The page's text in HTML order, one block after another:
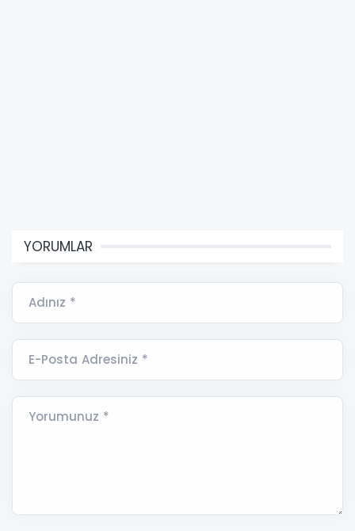
YORUMLAR
Adınız *
E-Posta Adresiniz *
Yorumunuz *